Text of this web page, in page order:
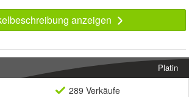
anzeigen
Platin
289 Verkäufe